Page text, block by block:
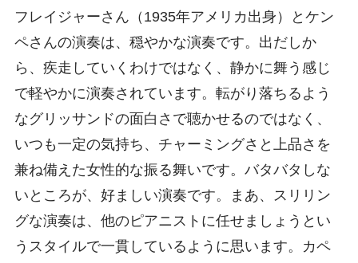
フレイジャーさん（1935年アメリカ出身）とケン
ペさんの演奏は、穏やかな演奏です。出だしか
ら、疾走していくわけではなく、静かに舞う感じ
で軽やかに演奏されています。転がり落ちるよう
なグリッサンドの面白さで聴かせるのではなく、
いつも一定の気持ち、チャーミングさと上品さを
兼ね備えた女性的な振る舞いです。バタバタしな
いところが、好ましい演奏です。まあ、スリリン
グな演奏は、他のピアニストに任せましょうとい
うスタイルで一貫しているように思います。カペ